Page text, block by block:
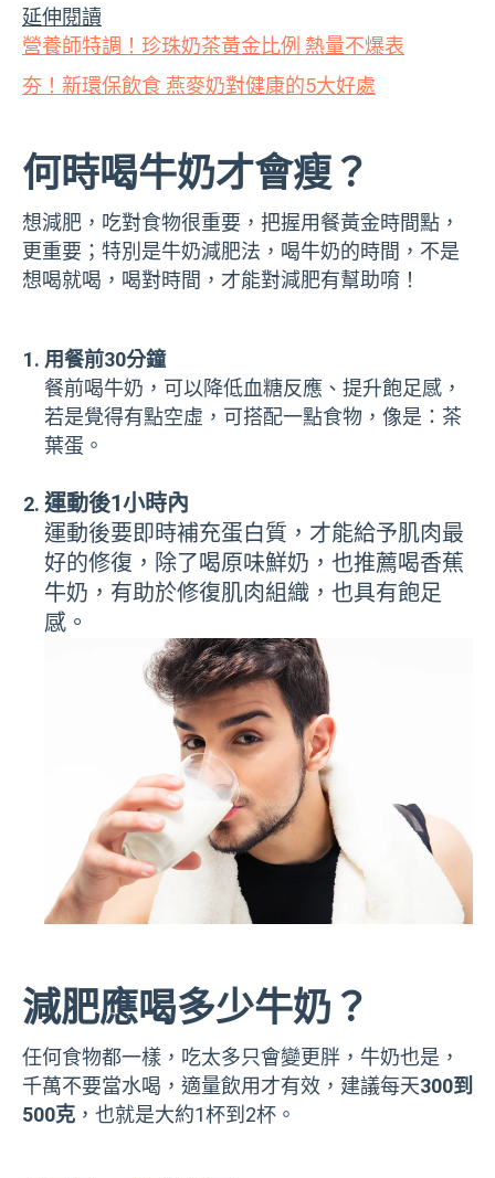
延伸閱讀
營養師特調！珍珠奶茶黃金比例 熱量不爆表
夯！新環保飲食 燕麥奶對健康的5大好處
何時喝牛奶才會瘦？
想減肥，吃對食物很重要，把握用餐黃金時間點，
更重要；特別是牛奶減肥法，喝牛奶的時間，不是
想喝就喝，喝對時間，才能對減肥有幫助唷！
用餐前30分鐘
餐前喝牛奶，可以降低血糖反應、提升飽足感，
若是覺得有點空虛，可搭配一點食物，像是：茶
葉蛋。
運動後1小時內
運動後要即時補充蛋白質，才能給予肌肉最
好的修復，除了喝原味鮮奶，也推薦喝香蕉
牛奶，有助於修復肌肉組織，也具有飽足
感。
減肥應喝多少牛奶？
任何食物都一樣，吃太多只會變更胖，牛奶也是，
千萬不要當水喝，適量飲用才有效，建議每天300到
500克 ，也就是大約1杯到2杯。